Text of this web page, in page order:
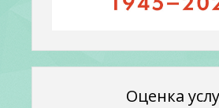
Оценка